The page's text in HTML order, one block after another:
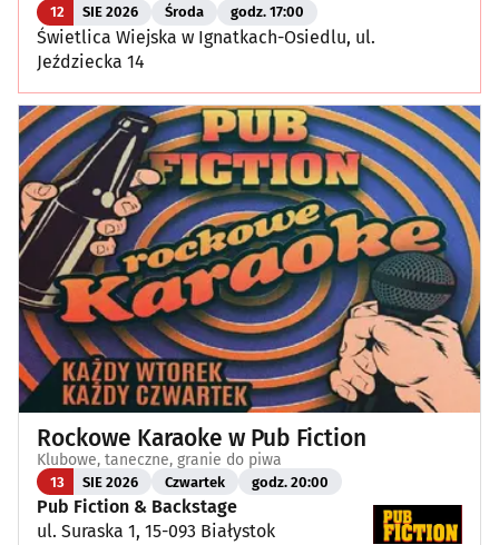
12 SIE 2026 Środa godz. 17:00
Świetlica Wiejska w Ignatkach-Osiedlu, ul.
Jeździecka 14
Rockowe Karaoke w Pub Fiction
Klubowe, taneczne, granie do piwa
13 SIE 2026 Czwartek godz. 20:00
Pub Fiction & Backstage
ul. Suraska 1, 15-093 Białystok